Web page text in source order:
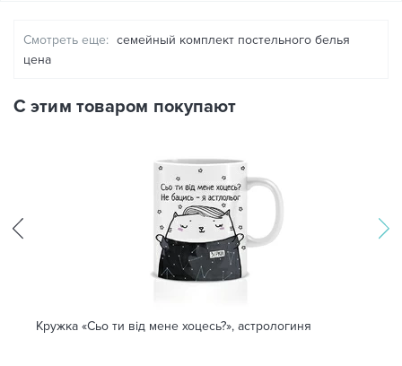
Смотреть еще: семейный комплект постельного белья
цена
С этим товаром покупают
Кружка «Сьо ти від мене хоцесь?», астрологиня